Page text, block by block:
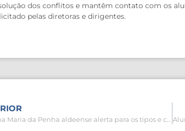
dos conflitos e mantêm contato com os
pelas diretoras e dirigentes.
Patrulha Maria da Penha aldeense alerta para os tipos e ciclos de violência contra a mulher